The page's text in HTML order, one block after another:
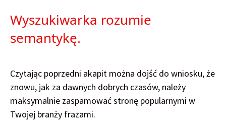
Wyszukiwarka rozumie
semantykę.
Czytając poprzedni akapit można dojść do wniosku, że
znowu, jak za dawnych dobrych czasów, należy
maksymalnie zaspamować stronę popularnymi w
Twojej branży frazami.